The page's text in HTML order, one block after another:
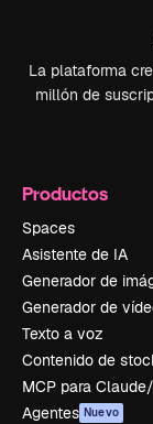
La plataforma
millón de
Productos
Spaces
Asistente de IA
Generador de
Generador de
Texto a voz
Contenido de
MCP para
Agentes Nuevo